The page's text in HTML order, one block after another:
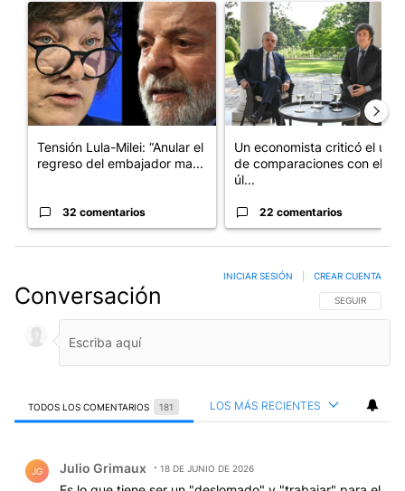
Un artículo de tendencia con el título "Tensión Lula-Milei:
Tensión Lula-Milei: “Anular el
regreso del embajador ma...
32 comentarios
Un artículo de tendencia con
Un economista criticó el uso
de comparaciones con el
úl...
22 comentarios
Conversación SIGA ESTA
SEGUIR
INICIAR SESIÓN CREAR CUENTA
TODOS LOS COMENTARIOS 181 LOS MÁS RECIENTES
JG Julio Grimaux 18 DE JUNIO DE 2026